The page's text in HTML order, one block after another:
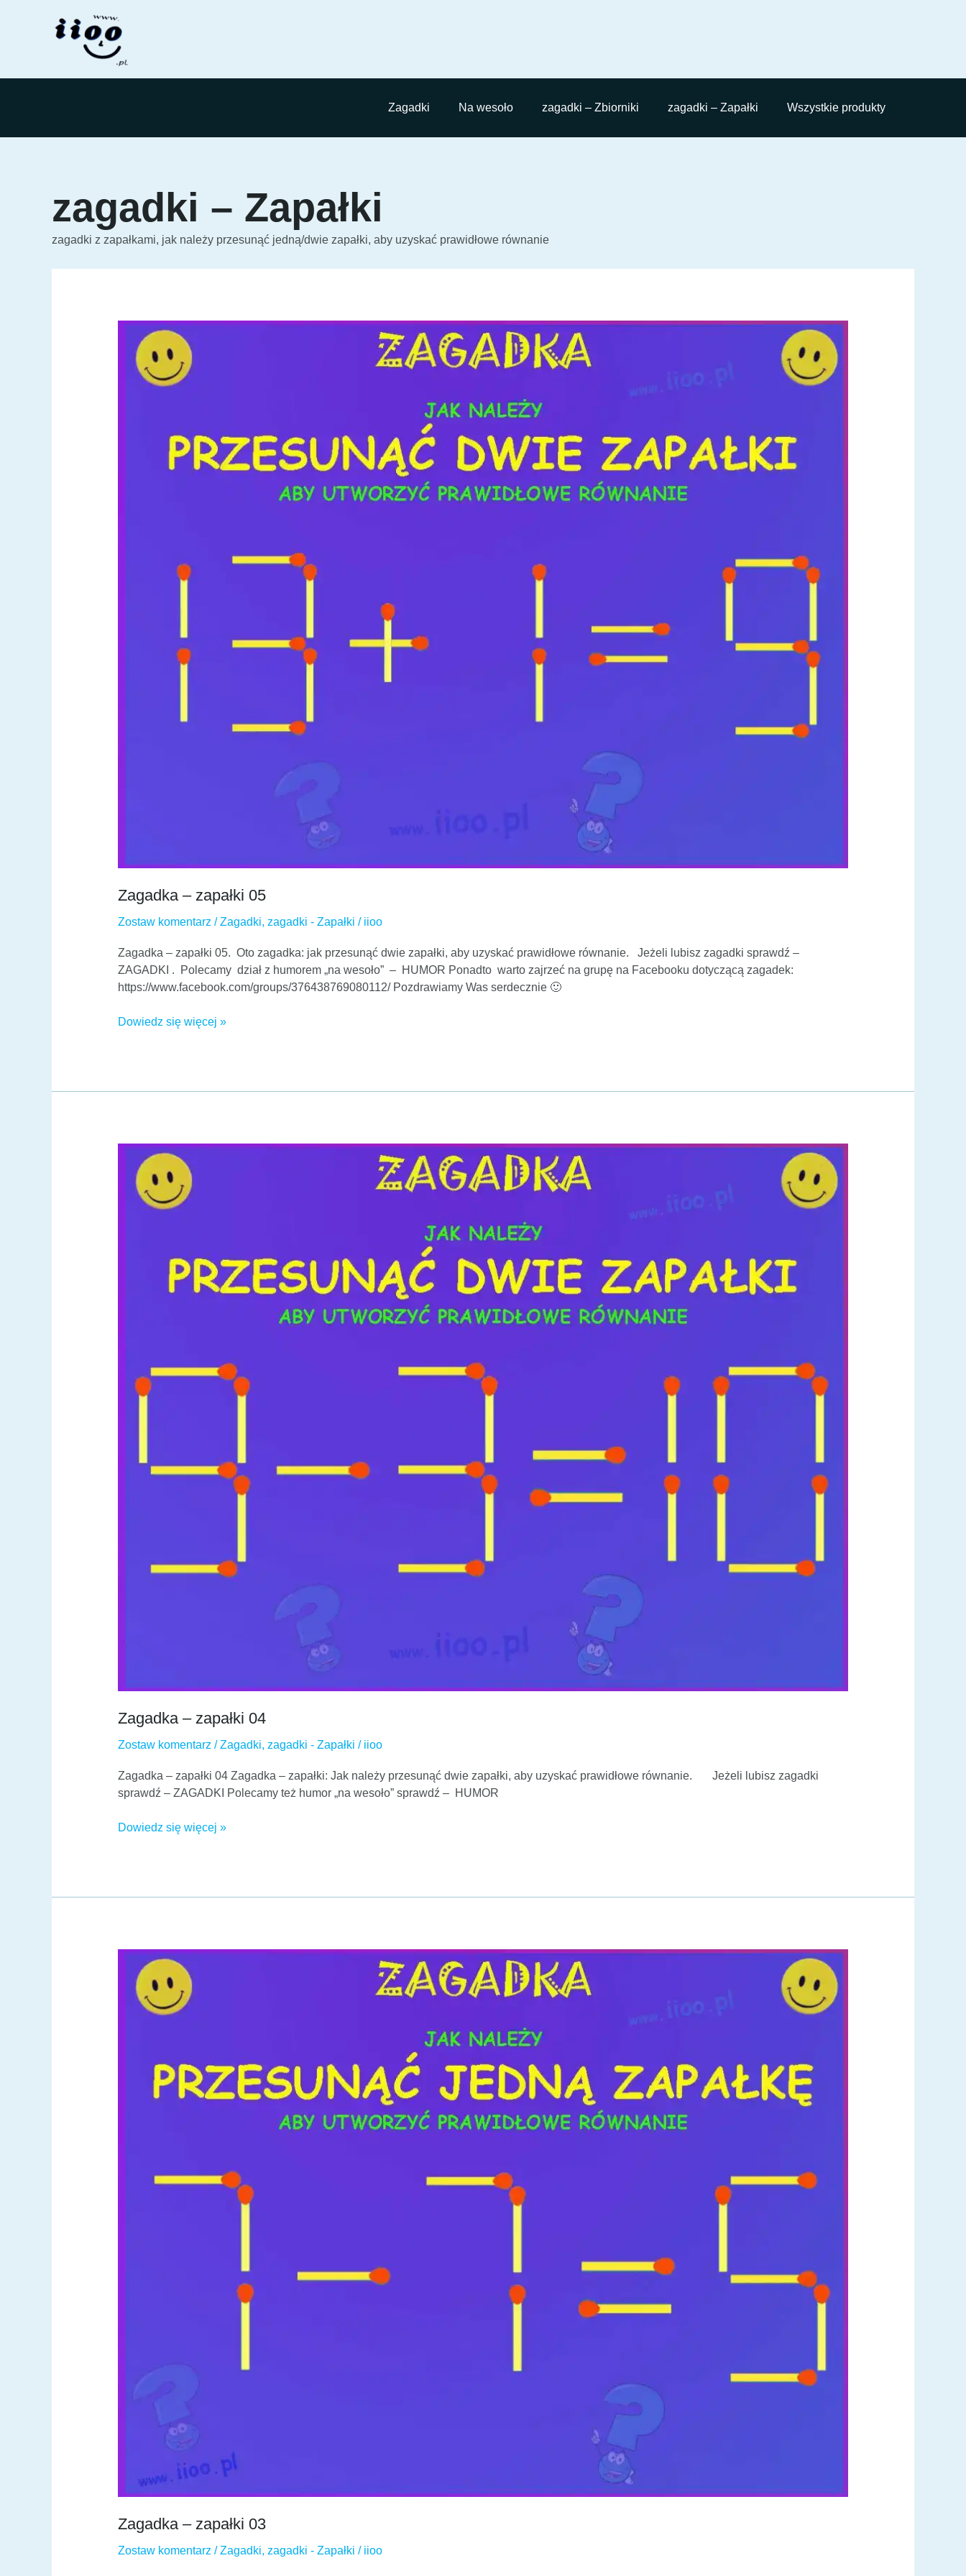
Zagadki Na wesoło zagadki – Zbiorniki zagadki – Zapałki Wszystkie produkty
zagadki – Zapałki
zagadki z zapałkami, jak należy przesunąć jedną/dwie zapałki, aby uzyskać prawidłowe równanie
Zagadka – zapałki 05
Zostaw komentarz /Zagadki, zagadki - Zapałki / iioo
Zagadka – zapałki 05. Oto zagadka: jak przesunąć dwie zapałki, aby uzyskać prawidłowe równanie. Jeżeli lubisz zagadki sprawdź –
ZAGADKI . Polecamy dział z humorem „na wesoło” – HUMOR Ponadto warto zajrzeć na grupę na Facebooku dotyczącą zagadek:
https://www.facebook.com/groups/376438769080112/ Pozdrawiamy Was serdecznie 🙂
Zagadka
zapałki
Dowiedz się więcej »
Zagadka – zapałki 04
Zostaw komentarz /Zagadki, zagadki - Zapałki / iioo
Zagadka – zapałki 04 Zagadka – zapałki: Jak należy przesunąć dwie zapałki, aby uzyskać prawidłowe równanie. Jeżeli lubisz zagadki
sprawdź – ZAGADKI Polecamy też humor „na wesoło” sprawdź – HUMOR
Zagadka
zapałki
Dowiedz się więcej »
Zagadka – zapałki 03
Zostaw komentarz /Zagadki, zagadki - Zapałki / iioo
Zagadka
zapałki